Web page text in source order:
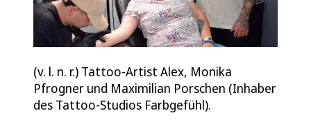
(v. l. n. r.) Tattoo-Artist Alex, Monika
Pfrogner und Maximilian Porschen (Inhaber
des Tattoo-Studios Farbgefühl).